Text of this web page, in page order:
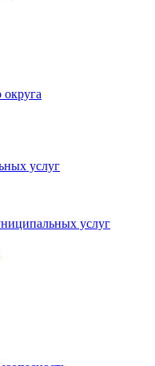
услуг
услуг